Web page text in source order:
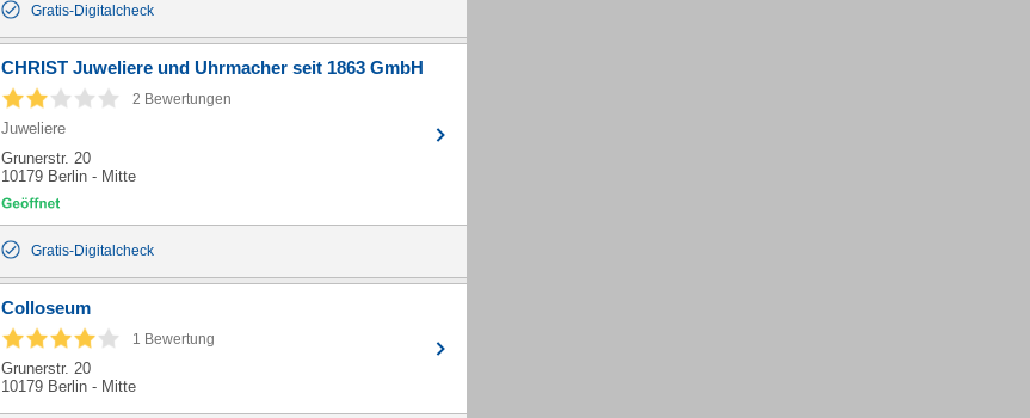
Gratis-Digitalcheck
CHRIST Juweliere und Uhrmacher seit 1863 GmbH
2 Bewertungen
Juweliere
Grunerstr. 20
10179 Berlin - Mitte
Gratis-Digitalcheck
Colloseum
1 Bewertung
Grunerstr. 20
10179 Berlin - Mitte